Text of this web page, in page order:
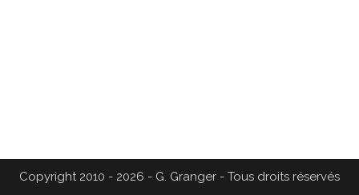
Copyright 2010 - 2026 - G. Granger - Tous droits réservés